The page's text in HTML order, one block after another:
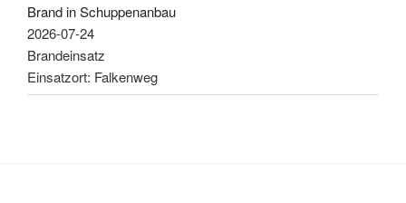
Brand in Schuppenanbau
2026-07-24
Brandeinsatz
Einsatzort: Falkenweg